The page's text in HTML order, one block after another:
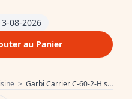
> Garbi Carrier C-60-2-H système de déchets encastrable avec ses propres coulisses et 2 bacs à déchets 2 x 34 litres 1208957469
08-2026
au Panier